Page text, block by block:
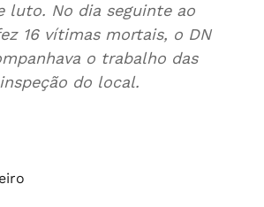
luto. No dia seguinte ao
16 vítimas mortais, o DN
o trabalho das
do local.